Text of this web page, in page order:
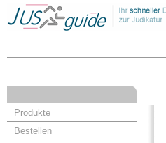
Produkte
Bestellen